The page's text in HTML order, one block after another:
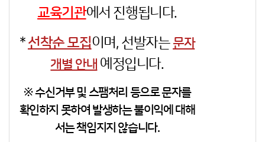
교육기관에서 진행됩니다.
*선착순 모집이며, 선발자는 문자
개별 안내 예정입니다.
※ 수신거부 및 스팸처리 등으로 문자를
확인하지 못하여 발생하는 불이익에 대해
서는 책임지지 않습니다.